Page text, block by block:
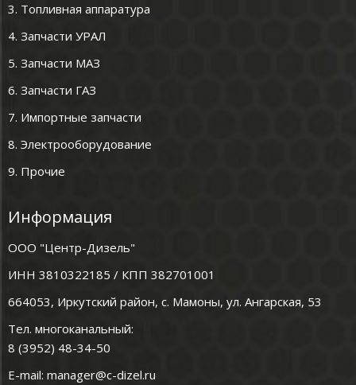
3. Топливная аппаратура
4. Запчасти УРАЛ
5. Запчасти МАЗ
6. Запчасти ГАЗ
7. Импортные запчасти
8. Электрооборудование
9. Прочие
Информация
ООО "Центр-Дизель"
ИНН 3810322185 / КПП 382701001
664053, Иркутский район, с. Мамоны, ул. Ангарская, 53
Тел. многоканальный:
8 (3952) 48-34-50
E-mail: manager@c-dizel.ru